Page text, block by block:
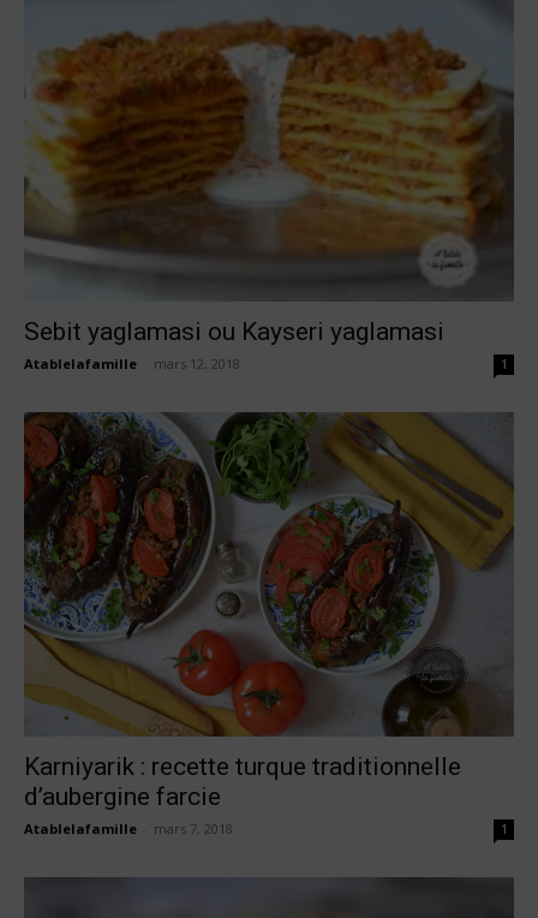
Sebit yaglamasi ou Kayseri yaglamasi
Atablelafamille mars 12, 2018 1
Karniyarik : recette turque traditionnelle
d’aubergine farcie
Atablelafamille mars 7, 2018 1